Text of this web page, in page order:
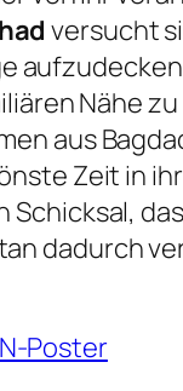
versucht
Nähe
aus
Zeit in
Schicksal,
dadurch